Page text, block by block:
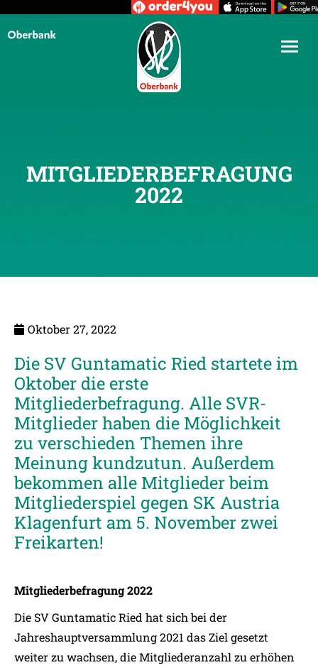
MITGLIEDERBEFRAGUNG
2022
Oktober 27, 2022
Die SV Guntamatic Ried startete im
Oktober die erste
Mitgliederbefragung. Alle SVR-
Mitglieder haben die Möglichkeit
zu verschieden Themen ihre
Meinung kundzutun. Außerdem
bekommen alle Mitglieder beim
Mitgliederspiel gegen SK Austria
Klagenfurt am 5. November zwei
Freikarten!
Mitgliederbefragung 2022
Die SV Guntamatic Ried hat sich bei der
Jahreshauptversammlung 2021 das Ziel gesetzt
weiter zu wachsen, die Mitgliederanzahl zu erhöhen